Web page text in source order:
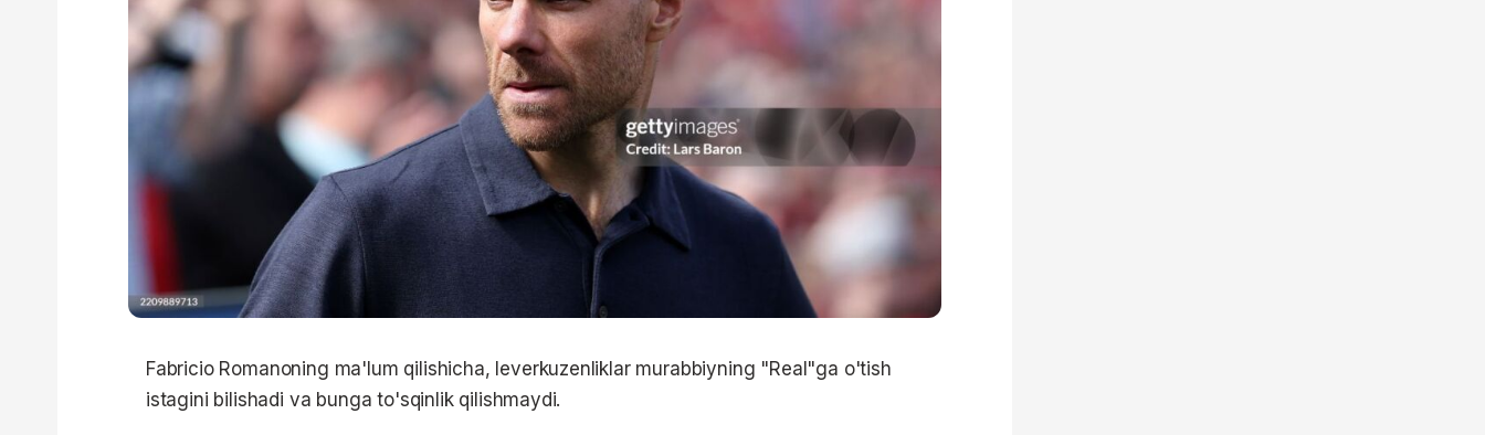
Fabricio Romanoning ma'lum qilishicha, leverkuzenliklar murabbiyning "Real"ga o'tish
istagini bilishadi va bunga to'sqinlik qilishmaydi.